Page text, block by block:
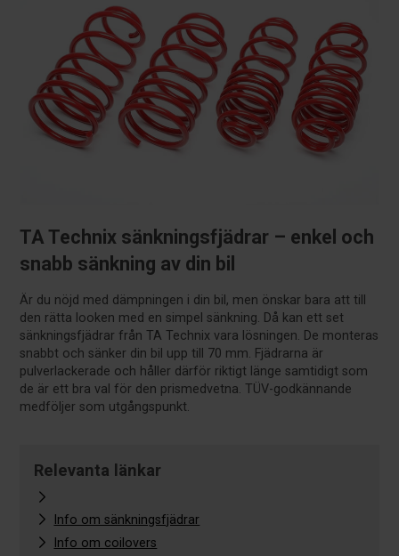
TA Technix sänkningsfjädrar – enkel och
snabb sänkning av din bil
Är du nöjd med dämpningen i din bil, men önskar bara att till
den rätta looken med en simpel sänkning. Då kan ett set
sänkningsfjädrar från TA Technix vara lösningen. De monteras
snabbt och sänker din bil upp till 70 mm. Fjädrarna är
pulverlackerade och håller därför riktigt länge samtidigt som
de är ett bra val för den prismedvetna. TÜV-godkännande
medföljer som utgångspunkt.
Relevanta länkar
Info om sänkningsfjädrar
Info om coilovers